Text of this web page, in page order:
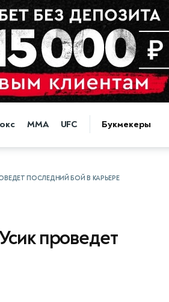
MMA UFC Букмекеры
ПОСЛЕДНИЙ БОЙ В КАРЬЕРЕ
проведет